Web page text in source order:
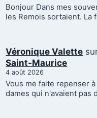
Bonjour Dans mes
les Remois sortaient. La
Véronique Valette
Saint-Maurice
4 août 2026
Vous me faite repenser
dames qui n'avaient pas